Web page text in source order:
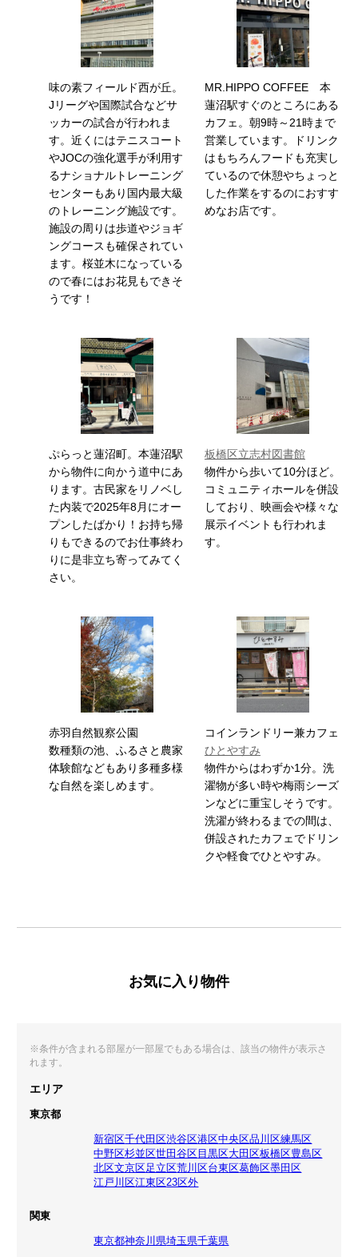
味の素フィールド西が丘。
Jリーグや国際試合などサ
ッカーの試合が行われま
す。近くにはテニスコート
やJOCの強化選手が利用す
るナショナルトレーニング
センターもあり国内最大級
のトレーニング施設です。
施設の周りは歩道やジョギ
ングコースも確保されてい
ます。桜並木になっている
ので春にはお花見もできそ
うです！
MR.HIPPO COFFEE 本
蓮沼駅すぐのところにある
カフェ。朝9時～21時まで
営業しています。ドリンク
はもちろんフードも充実し
ているので休憩やちょっと
した作業をするのにおすす
めなお店です。
ぷらっと蓮沼町。本蓮沼駅
から物件に向かう道中にあ
ります。古民家をリノベし
た内装で2025年8月にオー
プンしたばかり！お持ち帰
りもできるのでお仕事終わ
りに是非立ち寄ってみてく
さい。
板橋区立志村図書館
物件から歩いて10分ほど。
コミュニティホールを併設
しており、映画会や様々な
展示イベントも行われま
す。
赤羽自然観察公園
数種類の池、ふるさと農家
体験館などもあり多種多様
な自然を楽しめます。
コインランドリー兼カフェ
ひとやすみ
物件からはわずか1分。洗
濯物が多い時や梅雨シーズ
ンなどに重宝しそうです。
洗濯が終わるまでの間は、
併設されたカフェでドリン
クや軽食でひとやすみ。
お気に入り物件
※条件が含まれる部屋が一部屋でもある場合は、該当の物件が表示さ
れます。
エリア
東京都
新宿区千代田区渋谷区港区中央区品川区練馬区
中野区杉並区世田谷区目黒区大田区板橋区豊島区
北区文京区足立区荒川区台東区葛飾区墨田区
江戸川区江東区23区外
関東
東京都神奈川県埼玉県千葉県